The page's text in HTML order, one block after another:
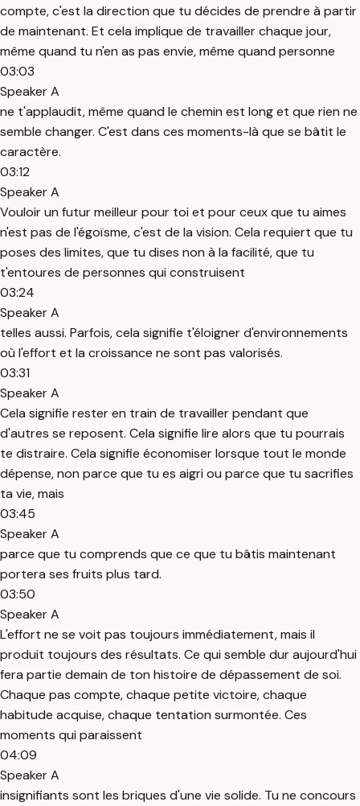
compte, c'est la direction que tu décides de prendre à partir
de maintenant. Et cela implique de travailler chaque jour,
même quand tu n'en as pas envie, même quand personne
03:03
Speaker A
ne t'applaudit, même quand le chemin est long et que rien ne
semble changer. C'est dans ces moments-là que se bâtit le
caractère.
03:12
Speaker A
Vouloir un futur meilleur pour toi et pour ceux que tu aimes
n'est pas de l'égoïsme, c'est de la vision. Cela requiert que tu
poses des limites, que tu dises non à la facilité, que tu
t'entoures de personnes qui construisent
03:24
Speaker A
telles aussi. Parfois, cela signifie t'éloigner d'environnements
où l'effort et la croissance ne sont pas valorisés.
03:31
Speaker A
Cela signifie rester en train de travailler pendant que
d'autres se reposent. Cela signifie lire alors que tu pourrais
te distraire. Cela signifie économiser lorsque tout le monde
dépense, non parce que tu es aigri ou parce que tu sacrifies
ta vie, mais
03:45
Speaker A
parce que tu comprends que ce que tu bâtis maintenant
portera ses fruits plus tard.
03:50
Speaker A
L'effort ne se voit pas toujours immédiatement, mais il
produit toujours des résultats. Ce qui semble dur aujourd'hui
fera partie demain de ton histoire de dépassement de soi.
Chaque pas compte, chaque petite victoire, chaque
habitude acquise, chaque tentation surmontée. Ces
moments qui paraissent
04:09
Speaker A
insignifiants sont les briques d'une vie solide. Tu ne concours